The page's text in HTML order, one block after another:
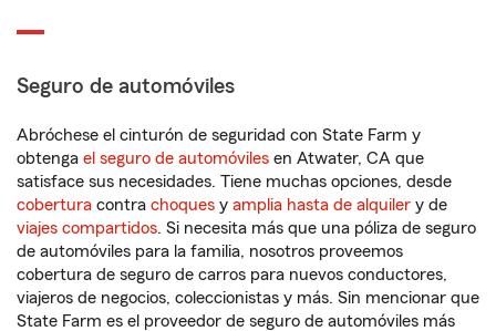
Seguro de automóviles
Abróchese el cinturón de seguridad con State Farm y
obtenga el seguro de automóviles en Atwater, CA que
satisface sus necesidades. Tiene muchas opciones, desde
cobertura contra choques y amplia hasta de alquiler y de
viajes compartidos. Si necesita más que una póliza de seguro
de automóviles para la familia, nosotros proveemos
cobertura de seguro de carros para nuevos conductores,
viajeros de negocios, coleccionistas y más. Sin mencionar que
State Farm es el proveedor de seguro de automóviles más